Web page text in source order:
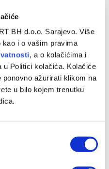
BH d.o.o. Sarajevo. Više
kao i o vašim pravima
, a o kolačićima i
u Politici kolačića. Kolačiće
ažurirati klikom na
u bilo kojem trenutku
klubu